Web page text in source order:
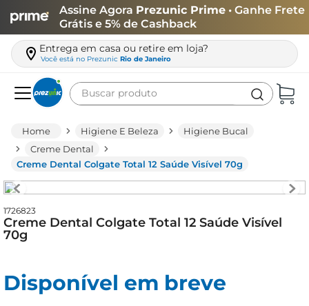
Assine Agora Prezunic Prime • Ganhe Frete
Grátis e 5% de Cashback
Entrega em casa ou retire em loja?
Você está no Prezunic Rio de Janeiro
Buscar produto
Higiene E Beleza
Higiene Bucal
Creme Dental
Creme Dental Colgate Total 12 Saúde Visível 70g
1726823
Creme Dental Colgate Total 12 Saúde Visível
70g
Disponível em breve
leite
queijo
azeite